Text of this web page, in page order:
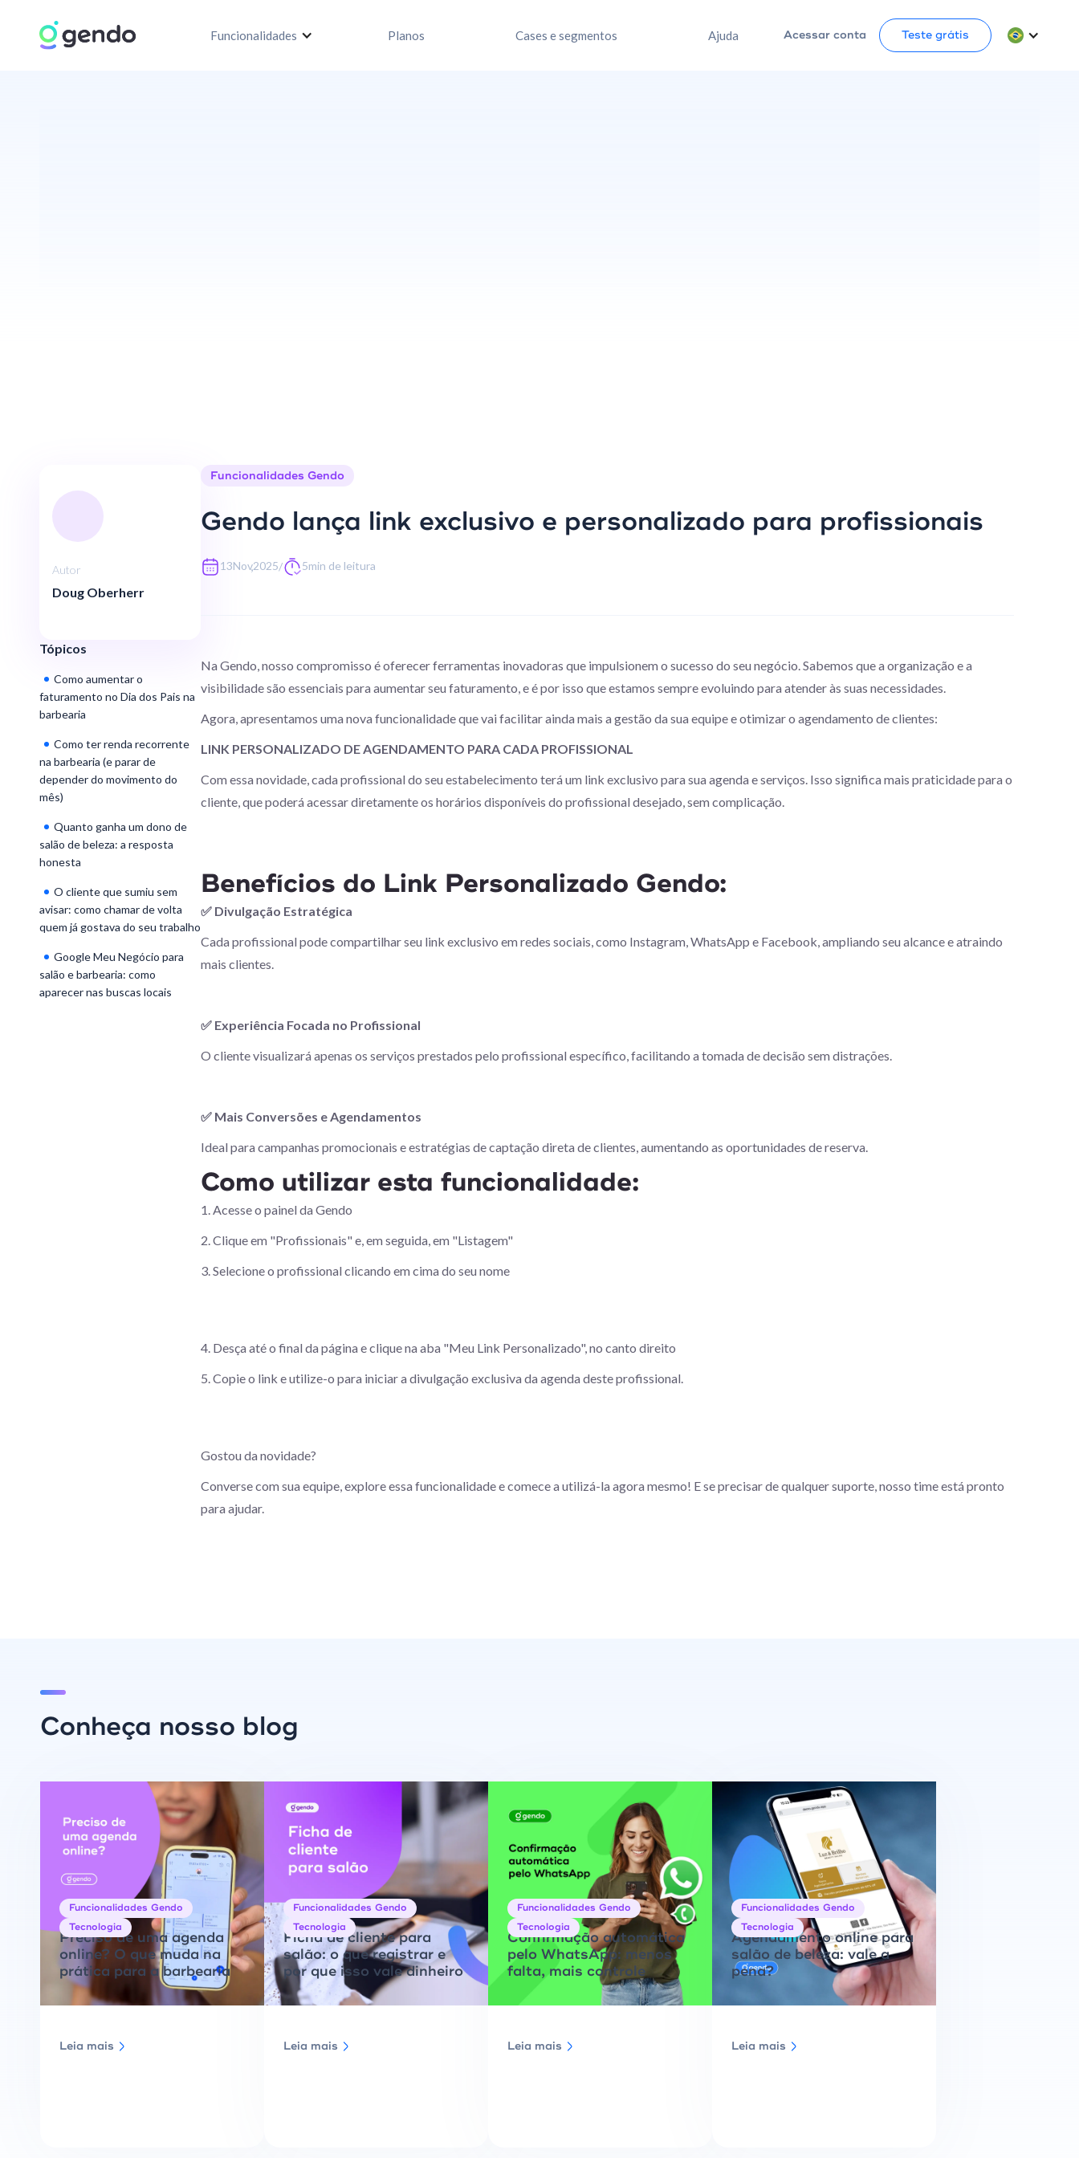
Funcionalidades Planos Cases e segmentos Ajuda Acessar conta Teste grátis
Autor
Doug Oberherr
Tópicos
Como aumentar o
faturamento no Dia dos Pais na
barbearia
Como ter renda recorrente
na barbearia (e parar de
depender do movimento do
mês)
Quanto ganha um dono de
salão de beleza: a resposta
honesta
O cliente que sumiu sem
avisar: como chamar de volta
quem já gostava do seu trabalho
Google Meu Negócio para
salão e barbearia: como
aparecer nas buscas locais
Funcionalidades Gendo
Gendo lança link exclusivo e personalizado para profissionais
13Nov,2025/ 5min de leitura
Na Gendo, nosso compromisso é oferecer ferramentas inovadoras que impulsionem o sucesso do seu negócio. Sabemos que a organização e a
visibilidade são essenciais para aumentar seu faturamento, e é por isso que estamos sempre evoluindo para atender às suas necessidades.
Agora, apresentamos uma nova funcionalidade que vai facilitar ainda mais a gestão da sua equipe e otimizar o agendamento de clientes:
LINK PERSONALIZADO DE AGENDAMENTO PARA CADA PROFISSIONAL
Com essa novidade, cada profissional do seu estabelecimento terá um link exclusivo para sua agenda e serviços. Isso significa mais praticidade para o
cliente, que poderá acessar diretamente os horários disponíveis do profissional desejado, sem complicação.
Benefícios do Link Personalizado Gendo:
✅ Divulgação Estratégica
Cada profissional pode compartilhar seu link exclusivo em redes sociais, como Instagram, WhatsApp e Facebook, ampliando seu alcance e atraindo
mais clientes.
✅ Experiência Focada no Profissional
O cliente visualizará apenas os serviços prestados pelo profissional específico, facilitando a tomada de decisão sem distrações.
✅ Mais Conversões e Agendamentos
Ideal para campanhas promocionais e estratégias de captação direta de clientes, aumentando as oportunidades de reserva.
Como utilizar esta funcionalidade:
1. Acesse o painel da Gendo
2. Clique em "Profissionais" e, em seguida, em "Listagem"
3. Selecione o profissional clicando em cima do seu nome
4. Desça até o final da página e clique na aba "Meu Link Personalizado", no canto direito
5. Copie o link e utilize-o para iniciar a divulgação exclusiva da agenda deste profissional.
Gostou da novidade?
Converse com sua equipe, explore essa funcionalidade e comece a utilizá-la agora mesmo! E se precisar de qualquer suporte, nosso time está pronto
para ajudar.
Conheça nosso blog
Funcionalidades Gendo
Tecnologia
Preciso de uma agenda
online? O que muda na
prática para a barbearia
Leia mais
Funcionalidades Gendo
Tecnologia
Ficha de cliente para
salão: o que registrar e
por que isso vale dinheiro
Leia mais
Funcionalidades Gendo
Tecnologia
Confirmação automática
pelo WhatsApp: menos
falta, mais controle
Leia mais
Funcionalidades Gendo
Tecnologia
Agendamento online para
salão de beleza: vale a
pena?
Leia mais